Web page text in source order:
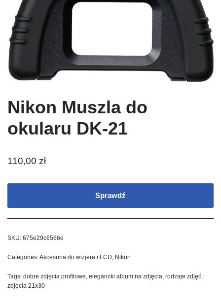
Nikon Muszla do
okularu DK-21
110,00 zł
Sprawdź
SKU: 675e29c6566e
Categories:Akcesoria do wizjera i LCD Nikon
Tags: dobre zdjęcia profilowe elegancki album na zdjęcia rodzaje zdjęć
zdjęcia 21x30